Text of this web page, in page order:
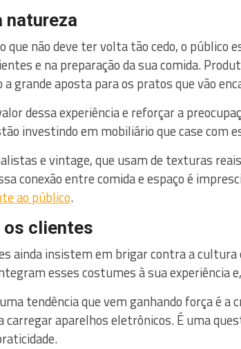
natureza
que não deve ter volta tão cedo, o público
e na preparação da sua comida.
grande aposta para os pratos que vão
dessa experiência e reforçar a
investindo em mobiliário que case com
e vintage, que usam de texturas
conexão entre comida e espaço é
ao público.
os clientes
ainda insistem em brigar contra a cultura
esses costumes à sua experiência
tendência que vem ganhando força é a
carregar aparelhos eletrônicos. É uma